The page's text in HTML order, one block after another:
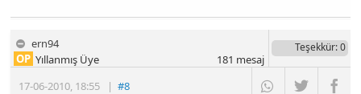
ern94
17-06-2010 18:55 |#8
OP Yıllanmış Üye
Teşekkür: 0
181 mesaj